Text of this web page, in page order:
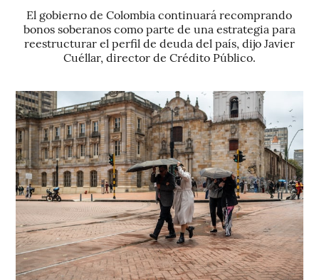
El gobierno de Colombia continuará recomprando
bonos soberanos como parte de una estrategia para
reestructurar el perfil de deuda del país, dijo Javier
Cuéllar, director de Crédito Público.